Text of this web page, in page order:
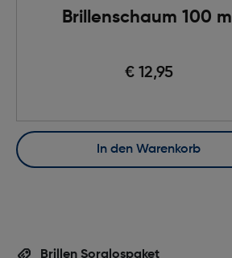
Brillenschaum 100 ml
€ 12,95
In den Warenkorb
Brillen Sorglospaket